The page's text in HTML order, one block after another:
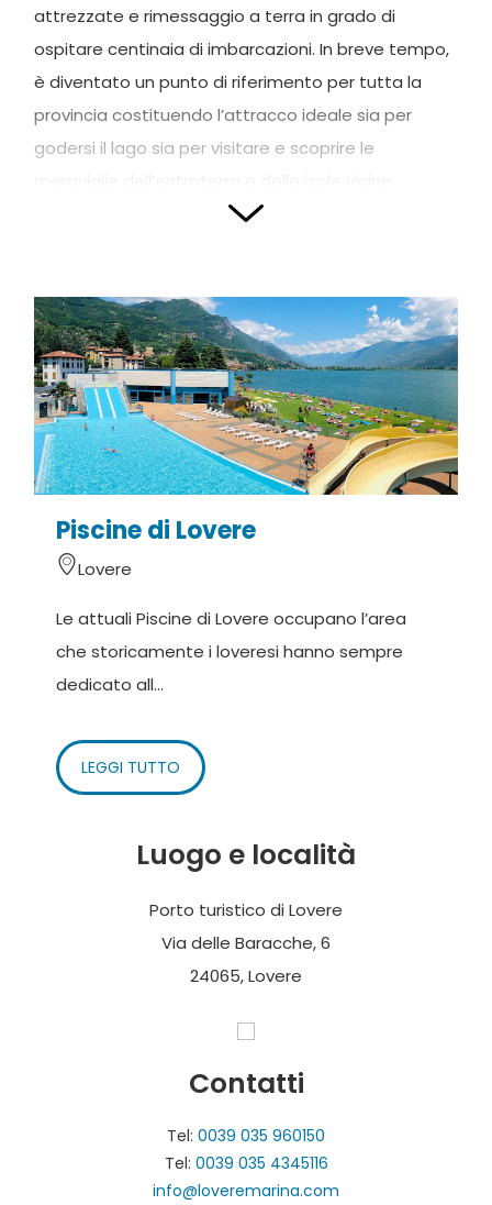
attrezzate e rimessaggio a terra in grado di
ospitare centinaia di imbarcazioni. In breve tempo,
è diventato un punto di riferimento per tutta la
provincia costituendo l’attracco ideale sia per
godersi il lago sia per visitare e scoprire le
s’aggiungono un’ampia area verde attrezzata per
bambini e famiglie e molteplici opportunità per
praticare sport quali vela, canottaggio, pattinaggio
su ghiaccio, nuoto, calcio, basket e tennis. A
completare l’area si trovano le piscine, con vasche
indoor e outdoor, scivoli e un grande prato solarium
affacciato direttamente sul lago.
Piscine di Lovere
Lovere
Le attuali Piscine di Lovere occupano l’area
che storicamente i loveresi hanno sempre
dedicato all...
LEGGI TUTTO
Luogo e località
Porto turistico di Lovere
Via delle Baracche, 6
24065, Lovere
Contatti
Tel: 0039 035 960150
Tel: 0039 035 4345116
info@loveremarina.com